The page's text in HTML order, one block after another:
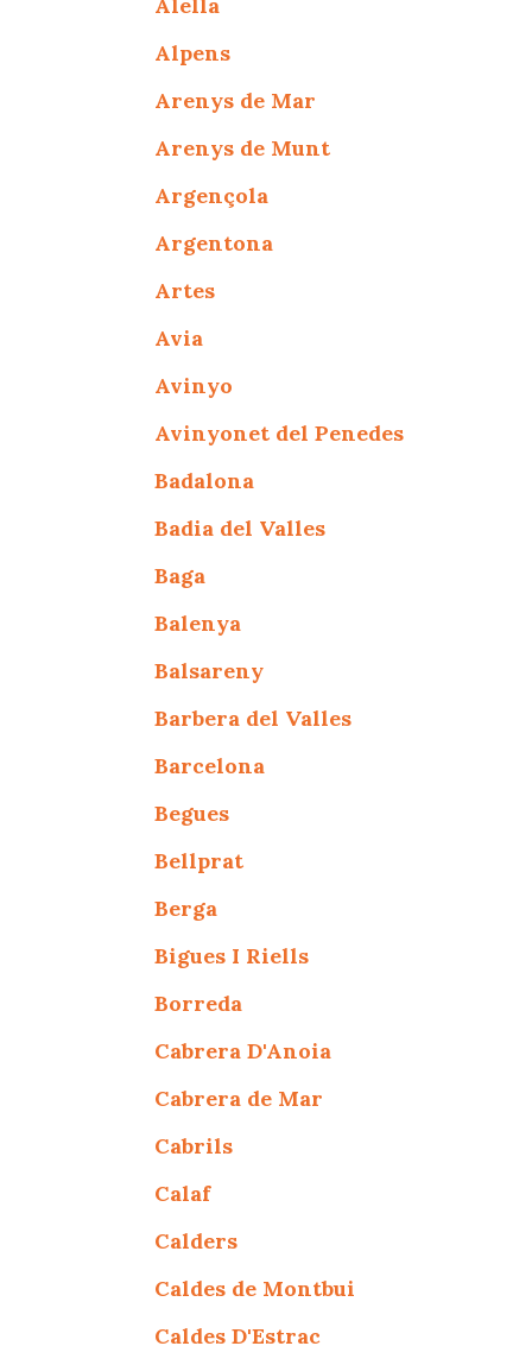
Alpens
Arenys de Mar
Arenys de Munt
Argençola
Argentona
Artes
Avia
Avinyo
Avinyonet del Penedes
Badalona
Badia del Valles
Baga
Balenya
Balsareny
Barbera del Valles
Barcelona
Begues
Bellprat
Berga
Bigues I Riells
Borreda
Cabrera D'Anoia
Cabrera de Mar
Cabrils
Calaf
Calders
Caldes de Montbui
Caldes D'Estrac